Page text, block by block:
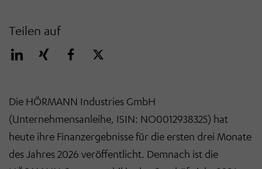
Teilen auf
Die HÖRMANN Industries GmbH
(Unternehmensanleihe, ISIN: NO0012938325) hat
heute ihre Finanzergebnisse für die ersten drei Monate
des Jahres 2026 veröffentlicht. Demnach ist die